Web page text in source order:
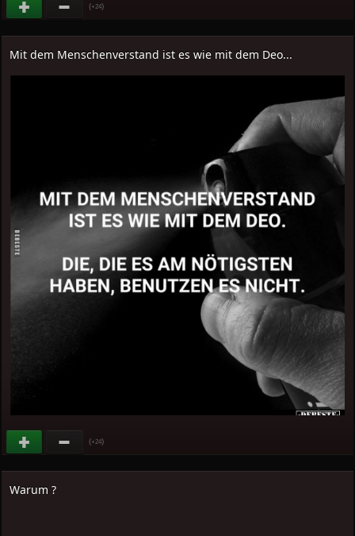
(+24)
Mit dem Menschenverstand ist es wie mit dem Deo...
(+24)
Warum ?